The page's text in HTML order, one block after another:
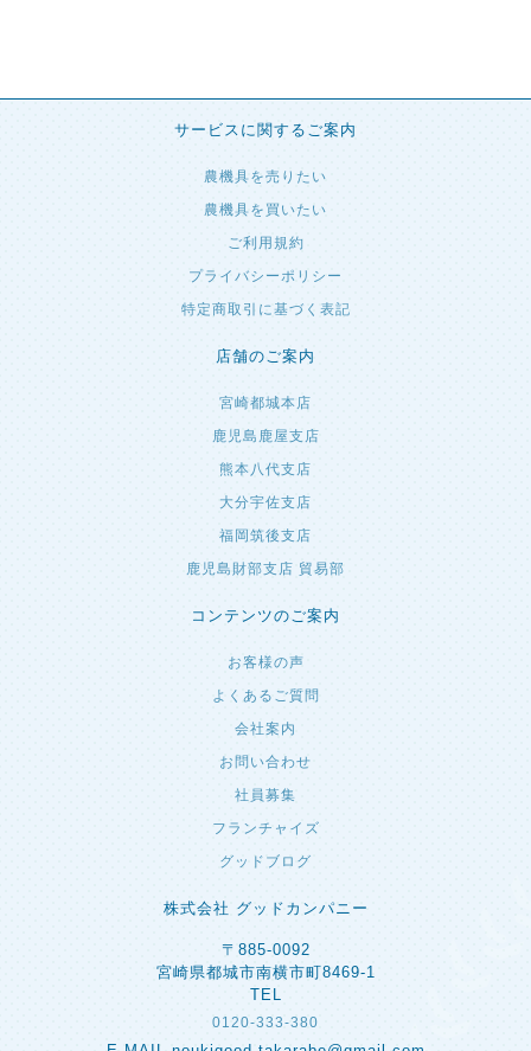
サービスに関するご案内
農機具を売りたい
農機具を買いたい
ご利用規約
プライバシーポリシー
特定商取引に基づく表記
店舗のご案内
宮崎都城本店
鹿児島鹿屋支店
熊本八代支店
大分宇佐支店
福岡筑後支店
鹿児島財部支店 貿易部
コンテンツのご案内
お客様の声
よくあるご質問
会社案内
お問い合わせ
社員募集
フランチャイズ
グッドブログ
株式会社 グッドカンパニー
〒885-0092
宮崎県都城市南横市町8469-1
TEL
0120-333-380